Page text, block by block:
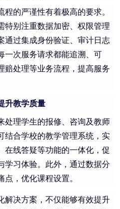
的严谨性有着极高的要求。
特别注重数据加密、权限管理
通过集成身份验证、审计日志
一次服务请求都能追溯、可
赔处理等业务流程，提高服务
升教学质量
处理学生的报修、咨询及教师
结合学校的教学管理系统，实
在线答疑等功能的一体化，促
学习体验。此外，通过数据分
，优化课程设置。
解决方案，不仅能够有效提升